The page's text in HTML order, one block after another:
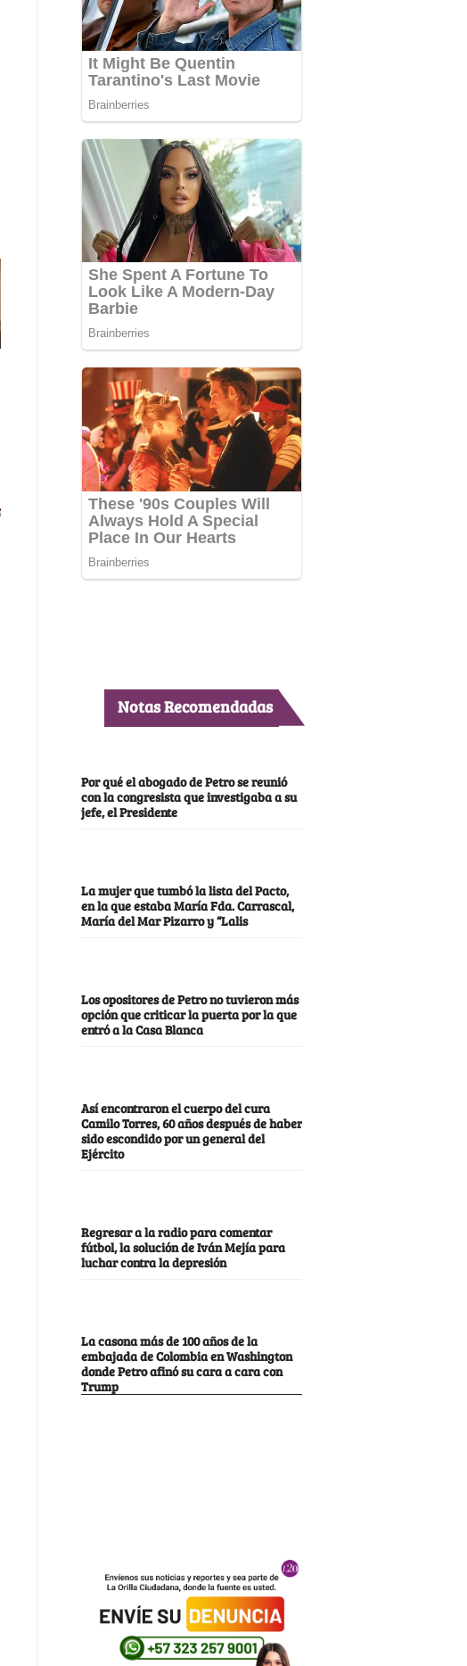
Notas Recomendadas
Por qué el abogado de Petro se reunió
con la congresista que investigaba a su
jefe, el Presidente
La mujer que tumbó la lista del Pacto,
en la que estaba María Fda. Carrascal,
María del Mar Pizarro y “Lalis
Los opositores de Petro no tuvieron más
opción que criticar la puerta por la que
entró a la Casa Blanca
Así encontraron el cuerpo del cura
Camilo Torres, 60 años después de haber
sido escondido por un general del
Ejército
Regresar a la radio para comentar
fútbol, la solución de Iván Mejía para
luchar contra la depresión
La casona más de 100 años de la
embajada de Colombia en Washington
donde Petro afinó su cara a cara con
Trump